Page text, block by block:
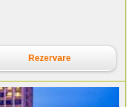
Rezervare